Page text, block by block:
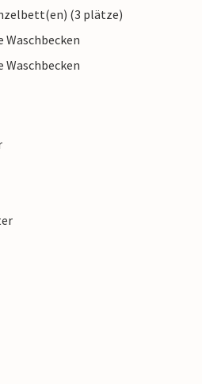
(3 plätze)
Waschbecken
Waschbecken